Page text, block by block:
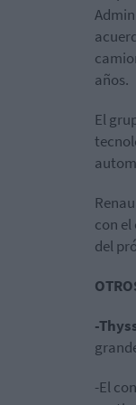
años.
El
con
del
-
-El